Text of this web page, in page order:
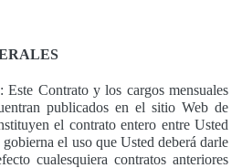
Contrato y los cargos mensuales
publicados en el sitio Web de
el contrato entero entre Usted
el uso que Usted deberá darle
cualesquiera contratos anteriores